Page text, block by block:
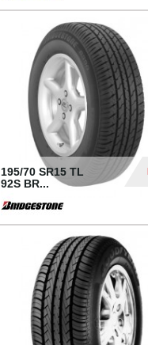
195/70 SR15 TL
92S BR...